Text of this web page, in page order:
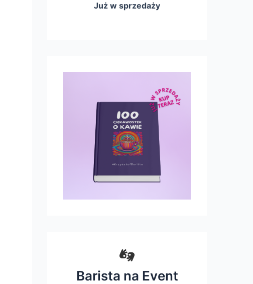
Już w sprzedaży
Barista na Event